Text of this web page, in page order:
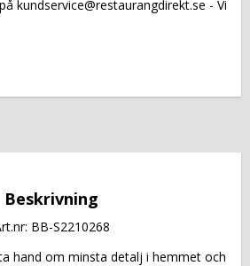
kundservice@restaurangdirekt.se - Vi
Beskrivning
BB-S2210268
hand om minsta detalj i hemmet och